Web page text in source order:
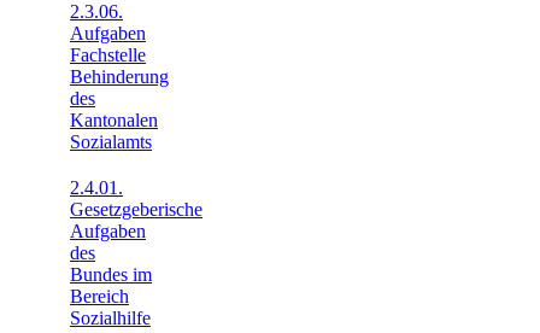
2.3.06.
Aufgaben
Fachstelle
Behinderung
des
Kantonalen
Sozialamts
2.4.01.
Gesetzgeberische
Aufgaben
des
Bundes im
Bereich
Sozialhilfe